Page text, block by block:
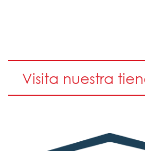
Visita nuestra